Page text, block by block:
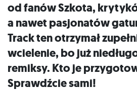
od fanów Szkota,
a nawet pasjonatów
Track ten otrzymał
wcielenie, bo już
remiksy. Kto je
Sprawdźcie sami!